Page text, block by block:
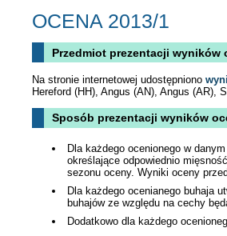
OCENA 2013/1
Przedmiot prezentacji wyników
Na stronie internetowej udostępniono
Hereford (HH), Angus (AN), Angus (AR),
Sposób prezentacji wyników
Dla każdego ocenionego w
określające odpowiednio mięsność
sezonu oceny. Wyniki oceny
Dla każdego ocenianego buhaja
buhajów ze względu na cechy
Dodatkowo dla każdego